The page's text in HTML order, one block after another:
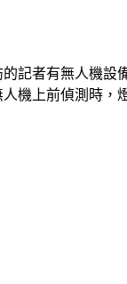
記者有無人機
機上前偵測時